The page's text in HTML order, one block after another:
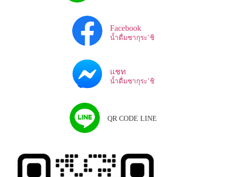
Facebook
น้ำดื่มซากุระ’ชิ
แชท
น้ำดื่มซากุระ’ชิ
QR CODE LINE